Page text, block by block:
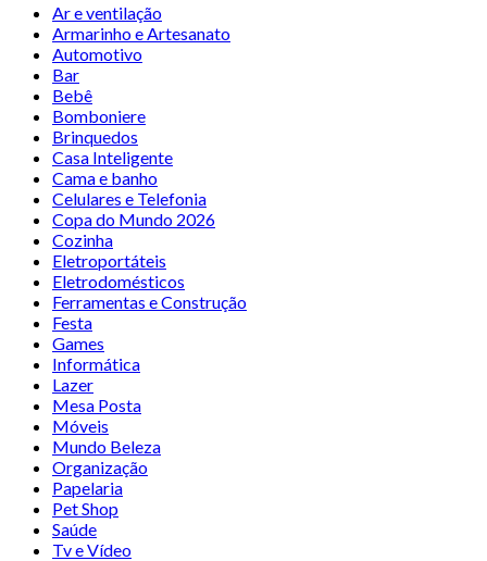
Ar e ventilação
Armarinho e Artesanato
Automotivo
Bar
Bebê
Bomboniere
Brinquedos
Casa Inteligente
Cama e banho
Celulares e Telefonia
Copa do Mundo 2026
Cozinha
Eletroportáteis
Eletrodomésticos
Ferramentas e Construção
Festa
Games
Informática
Lazer
Mesa Posta
Móveis
Mundo Beleza
Organização
Papelaria
Pet Shop
Saúde
Tv e Vídeo